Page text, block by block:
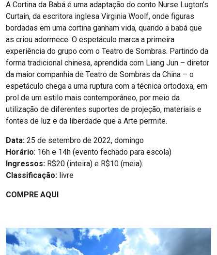
A Cortina da Babá é uma adaptação do conto Nurse Lugton’s
Curtain, da escritora inglesa Virginia Woolf, onde figuras
bordadas em uma cortina ganham vida, quando a babá que
as criou adormece. O espetáculo marca a primeira
experiência do grupo com o Teatro de Sombras. Partindo da
forma tradicional chinesa, aprendida com Liang Jun – diretor
da maior companhia de Teatro de Sombras da China – o
espetáculo chega a uma ruptura com a técnica ortodoxa, em
prol de um estilo mais contemporâneo, por meio da
utilização de diferentes suportes de projeção, materiais e
fontes de luz e da liberdade que a Arte permite.
Data: 25 de setembro de 2022, domingo
Horário: 16h e 14h (evento fechado para escola)
Ingressos: R$20 (inteira) e R$10 (meia).
Classificação: livre
COMPRE AQUI